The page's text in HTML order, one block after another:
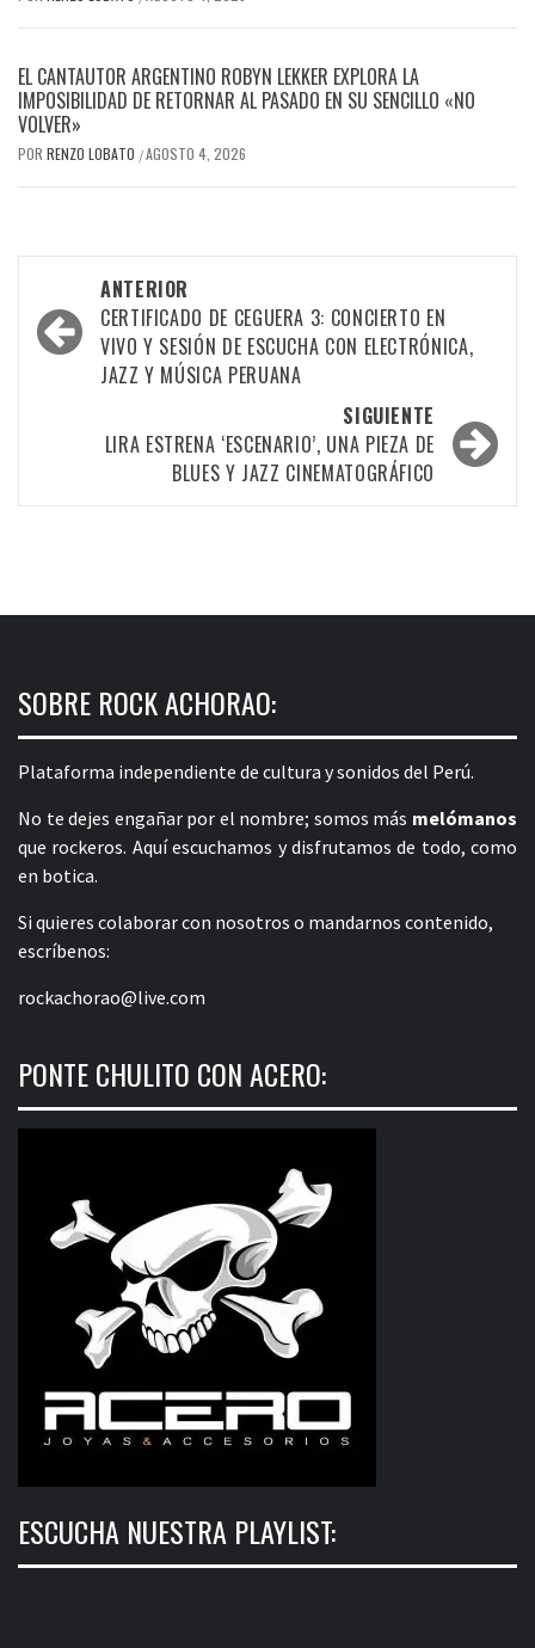
EL CANTAUTOR ARGENTINO ROBYN LEKKER EXPLORA LA
IMPOSIBILIDAD DE RETORNAR AL PASADO EN SU SENCILLO «NO
VOLVER»
POR RENZO LOBATO /AGOSTO 4, 2026
Navegación
por
las
ANTERIOR
CERTIFICADO DE CEGUERA 3: CONCIERTO EN
VIVO Y SESIÓN DE ESCUCHA CON ELECTRÓNICA,
JAZZ Y MÚSICA PERUANA
SIGUIENTE
LIRA ESTRENA ‘ESCENARIO’, UNA PIEZA DE
BLUES Y JAZZ CINEMATOGRÁFICO
SOBRE ROCK ACHORAO:
Plataforma independiente de cultura y sonidos del Perú.
No te dejes engañar por el nombre; somos más melómanos
que rockeros. Aquí escuchamos y disfrutamos de todo, como
en botica.
Si quieres colaborar con nosotros o mandarnos contenido,
escríbenos:
rockachorao@live.com
PONTE CHULITO CON ACERO:
ESCUCHA NUESTRA PLAYLIST: